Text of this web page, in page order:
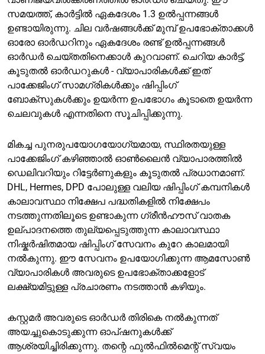
സമയത്ത്, കാർട്ടിൽ ഏകദേശം 1.3 ഉൽപ്പന്നങ്ങൾ
ഉണ്ടായിരുന്നു. ചില വർഷങ്ങൾക്ക് മുമ്പ് ഉപഭോക്താക്കൾ
ഓരോ ഓർഡറിനും ഏകദേശം രണ്ട് ഉൽപ്പന്നങ്ങൾ
ഓർഡർ ചെയ്തതിനെക്കാൾ കുറവാണ്. ചെറിയ കാർട്ട്,
കൂടുതൽ ഓർഡറുകൾ - വ്യാപാരികൾക്ക് ഇത്
പാക്കേജിംഗ് സാമഗ്രികൾക്കും ഷിപ്പിംഗ്
ബോക്സുകൾക്കും ഉയർന്ന ഉപഭോഗം കൂടാതെ ഉയർന്ന
ചെലവുകൾ എന്നതിനെ സൂചിപ്പിക്കുന്നു.
മികച്ച പുനരുപയോഗയോഗ്യമായ, സ്ഥിരതയുള്ള
പാക്കേജിംഗ് കഴിഞ്ഞാൽ ഓൺലൈൻ വ്യാപാരത്തിൽ
ഡെലിവറിയും റിട്ടേർണുകളും കൂടുതൽ പ്രധാനമാണ്.
DHL, Hermes, DPD പോലുള്ള വലിയ ഷിപ്പിംഗ് കമ്പനികൾ
കാലാവസ്ഥാ നിക്ഷേപ പദ്ധതികളിൽ നിക്ഷേപം
നടത്തുന്നതിലൂടെ ഉണ്ടാകുന്ന ഗ്രീൻഹൗസ് വാതക
ഉല്പാദനത്തെ തുല്യപ്പെടുത്തുന്ന കാലാവസ്ഥാ
നിഷ്കർഷിതമായ ഷിപ്പിംഗ് സേവനം കുറേ കാലമായി
നൽകുന്നു. ഈ സേവനം ഉപയോഗിക്കുന്ന ആമസോൺ
വ്യാപാരികൾ അവരുടെ ഉപഭോക്താക്കളോട്
ലക്ഷ്യമിട്ടുള്ള പ്രചാരണം നടത്താൻ കഴിയും.
കസ്റ്റമർ അവരുടെ ഓർഡർ തിരികെ നൽകുന്നത്
അയച്ചുകൊടുക്കുന്ന ഓപ്ഷനുകൾക്ക്
ആശ്രയിച്ചിരിക്കുന്നു. തന്റെ ഫുൽഫിൽമെന്റ് സ്വയം